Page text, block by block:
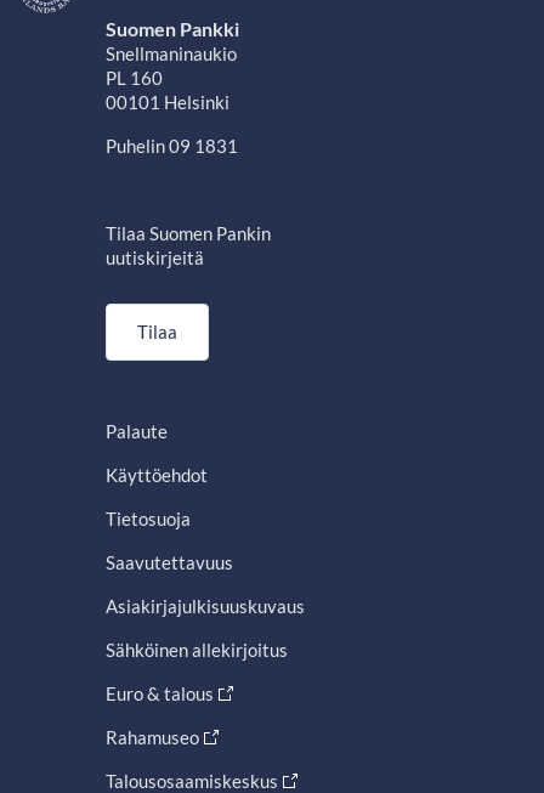
Suomen Pankki
Snellmaninaukio
PL 160
00101 Helsinki
Puhelin 09 1831
Tilaa Suomen Pankin
uutiskirjeitä
Tilaa
Palaute
Käyttöehdot
Tietosuoja
Saavutettavuus
Asiakirjajulkisuuskuvaus
Sähköinen allekirjoitus
Euro & talous
Rahamuseo
Talousosaamiskeskus